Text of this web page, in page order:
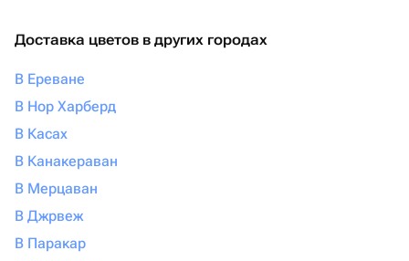
Доставка цветов в других городах
В Ереване
В Нор Харберд
В Касах
В Канакераван
В Мерцаван
В Джрвеж
В Паракар